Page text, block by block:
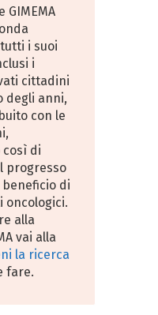
GIMEMA
i suoi
i
cittadini
degli anni,
con le
di
progresso
di
alla
vai alla
la ricerca
fare.